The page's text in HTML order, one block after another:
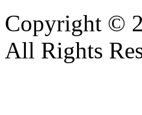
Copyright ©
All Rights